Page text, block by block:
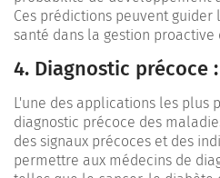
Ces prédictions peuvent guider
santé dans la gestion
4. Diagnostic précoce :
L'une des applications les plus
diagnostic précoce des
des signaux précoces et des
permettre aux médecins de